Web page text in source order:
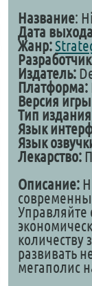
Название:
Дата
Жанр:
Издатель:
Платформа:
Версия
Тип
Язык
Язык
Лекарство:
Описание:
Управляйте
количеству
развивать
мегаполис